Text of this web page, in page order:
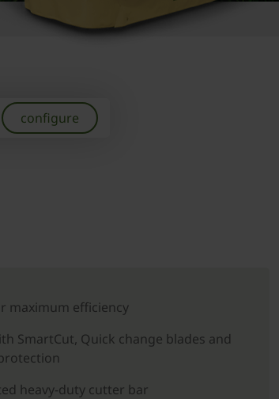
configure
maximum efficiency
SmartCut, Quick change blades and
heavy-duty cutter bar